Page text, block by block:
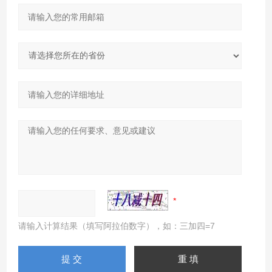
请输入计算结果（填写阿拉伯数字），如：三加四=7